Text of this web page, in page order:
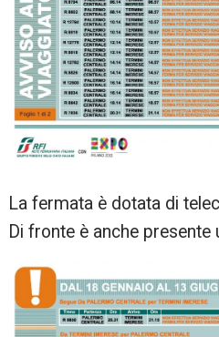
La fermata è dotata di
Di fronte è anche presente